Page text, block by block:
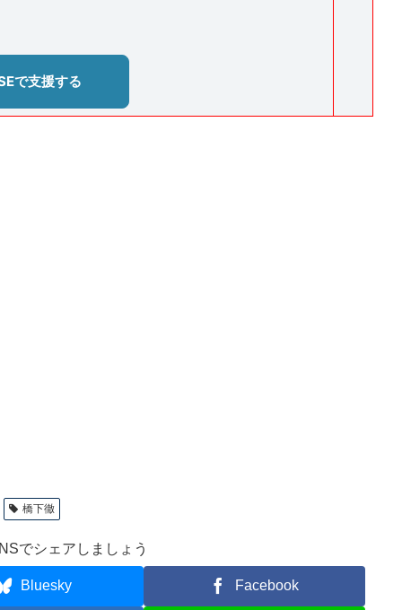
橋下徹
でシェアしましょう
Bluesky Facebook